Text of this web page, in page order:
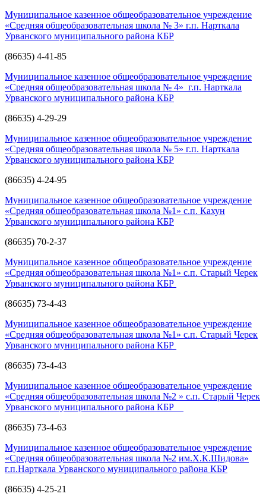
Муниципальное казенное общеобразовательное учреждение
«Средняя общеобразовательная школа № 3» г.п. Нарткала
Урванского муниципального района КБР
(86635) 4-41-85
Муниципальное казенное общеобразовательное учреждение
«Средняя общеобразовательная школа № 4» г.п. Нарткала
Урванского муниципального района КБР
(86635) 4-29-29
Муниципальное казенное общеобразовательное учреждение
«Средняя общеобразовательная школа № 5» г.п. Нарткала
Урванского муниципального района КБР
(86635) 4-24-95
Муниципальное казенное общеобразовательное учреждение
«Средняя общеобразовательная школа №1» с.п. Кахун
Урванского муниципального района КБР
(86635) 70-2-37
Муниципальное казенное общеобразовательное учреждение
«Средняя общеобразовательная школа №1» с.п. Старый Черек
Урванского муниципального района КБР
(86635) 73-4-43
Муниципальное казенное общеобразовательное учреждение
«Средняя общеобразовательная школа №1» с.п. Старый Черек
Урванского муниципального района КБР
(86635) 73-4-43
Муниципальное казенное общеобразовательное учреждение
«Средняя общеобразовательная школа №2 » с.п. Старый Черек
Урванского муниципального района КБР
(86635) 73-4-63
Муниципальное казенное общеобразовательное учреждение
«Средняя общеобразовательная школа №2 им.Х.К.Шидова»
г.п.Нарткала Урванского муниципального района КБР
(86635) 4-25-21